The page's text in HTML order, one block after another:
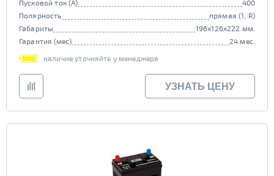
Пусковой ток (А)
400
Полярность
прямая (1, R)
Габариты
196x126x222 мм.
Гарантия (мес)
24 мес.
наличие уточняйте у менеджера
УЗНАТЬ ЦЕНУ